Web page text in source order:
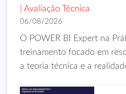
| Avaliação Técnica
06/08/2026
O POWER BI Expert na
treinamento focado em
a teoria técnica e a